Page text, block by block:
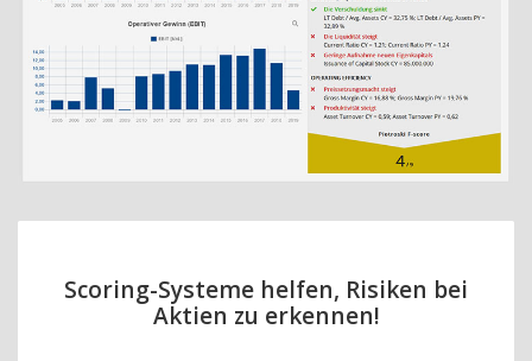
Scoring-Systeme helfen, Risiken bei
Aktien zu erkennen!